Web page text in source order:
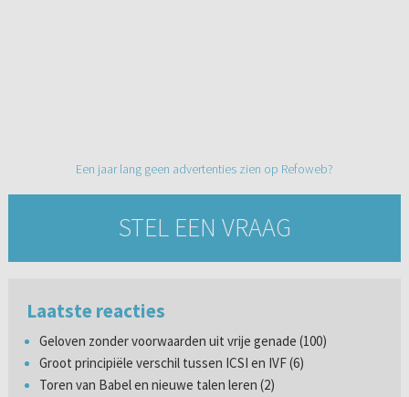
Een jaar lang geen advertenties zien op Refoweb?
STEL EEN VRAAG
Laatste reacties
Geloven zonder voorwaarden uit vrije genade (100)
Groot principiële verschil tussen ICSI en IVF (6)
Toren van Babel en nieuwe talen leren (2)